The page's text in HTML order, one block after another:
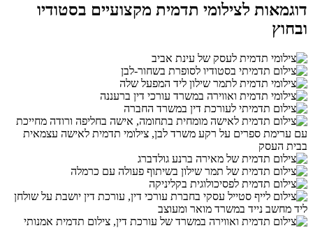
דוגמאות לצילומי תדמית מקצועיים בסטודיו
ובחוץ